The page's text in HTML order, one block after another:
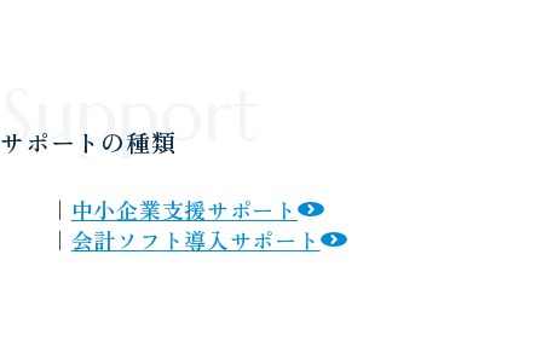
サポートの種類
中小企業支援サポート
会計ソフト導入サポート